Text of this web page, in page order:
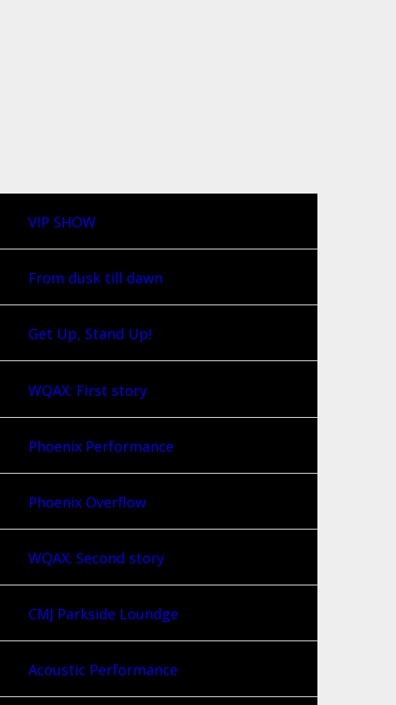
VIP SHOW
From dusk till dawn
Get Up, Stand Up!
WQAX: First story
Phoenix Performance
Phoenix Overflow
WQAX: Second story
CMJ Parkside Loundge
Acoustic Performance